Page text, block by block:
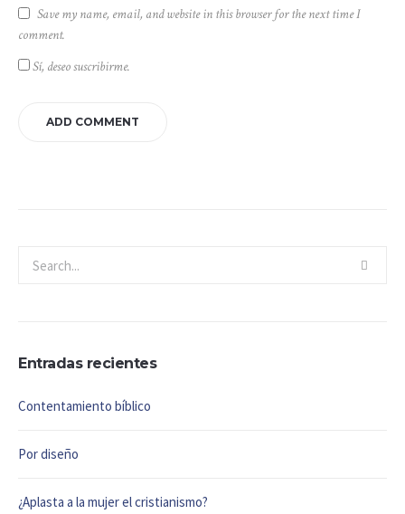
Save my name, email, and website in this browser for the next time I
comment.
Sí, deseo suscribirme.
Entradas recientes
Contentamiento bíblico
Por diseño
¿Aplasta a la mujer el cristianismo?